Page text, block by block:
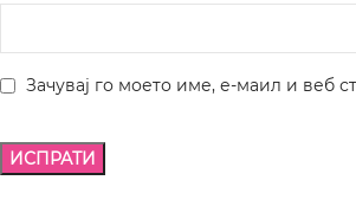
Зачувај го моето име, е-маил и веб